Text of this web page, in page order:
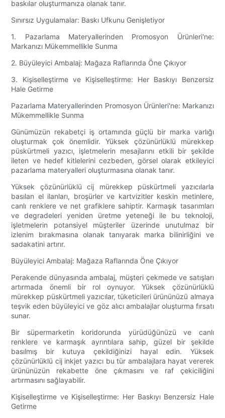
baskılar oluşturmanıza olanak tanır.
Sınırsız Uygulamalar: Baskı Ufkunu Genişletiyor
1. Pazarlama Materyallerinden Promosyon Ürünleri'ne:
Markanızı Mükemmellikle Sunma
2. Büyüleyici Ambalaj: Mağaza Raflarında Öne Çıkıyor
3. Kişiselleştirme ve Kişiselleştirme: Her Baskıyı Benzersiz
Hale Getirme
Pazarlama Materyallerinden Promosyon Ürünleri'ne: Markanızı
Mükemmellikle Sunma
Günümüzün rekabetçi iş ortamında güçlü bir marka varlığı
oluşturmak çok önemlidir. Yüksek çözünürlüklü mürekkep
püskürtmeli yazıcı, işletmelerin mesajlarını etkili bir şekilde
ileten ve hedef kitlelerini cezbeden, görsel olarak etkileyici
pazarlama materyalleri oluşturmasına olanak tanır.
Yüksek çözünürlüklü cij mürekkep püskürtmeli yazıcılarla
basılan el ilanları, broşürler ve kartvizitler keskin metinlere,
canlı renklere ve net grafiklere sahiptir. Karmaşık tasarımları
ve degradeleri yeniden üretme yeteneği ile bu teknoloji,
işletmelerin potansiyel müşteriler üzerinde unutulmaz bir
izlenim bırakmasına olanak tanıyarak marka bilinirliğini ve
sadakatini artırır.
Büyüleyici Ambalaj: Mağaza Raflarında Öne Çıkıyor
Perakende dünyasında ambalaj, müşteri çekmede ve satışları
artırmada önemli bir rol oynuyor. Yüksek çözünürlüklü
mürekkep püskürtmeli yazıcılar, tüketicileri ürününüzü almaya
teşvik eden büyüleyici ve göz alıcı ambalajlar oluşturma fırsatı
sunar.
Bir süpermarketin koridorunda yürüdüğünüzü ve canlı
renklere ve karmaşık ayrıntılara sahip, güzel bir şekilde
basılmış bir kutuya çekildiğinizi hayal edin. Yüksek
çözünürlüklü cij inkjet yazıcı bu tür ambalajlara hayat vererek
ürününüzün rekabette öne çıkmasını ve raf çekiciliğini
artırmasını sağlayabilir.
Kişiselleştirme ve Kişiselleştirme: Her Baskıyı Benzersiz Hale
Getirme